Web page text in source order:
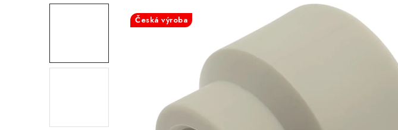
Česká výroba